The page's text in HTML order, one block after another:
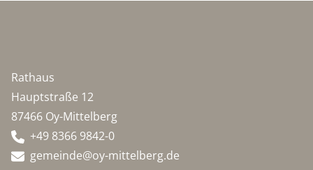
Rathaus
Hauptstraße 12
87466 Oy-Mittelberg
+49 8366 9842-0
gemeinde@oy-mittelberg.de